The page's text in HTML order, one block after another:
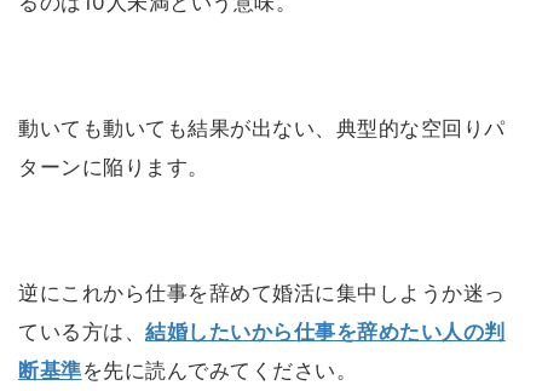
動いても動いても結果が出ない、典型的な空回りパ
ターンに陥ります。
逆にこれから仕事を辞めて婚活に集中しようか迷っ
ている方は、結婚したいから仕事を辞めたい人の判
断基準を先に読んでみてください。